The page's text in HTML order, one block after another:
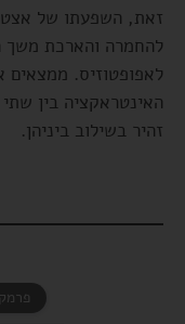
זאת, השפעתו של
להחמרה והארכת משך
לאפופטוזיס.
האינטראקציה בין
זהיר בשילוב ביניהן.